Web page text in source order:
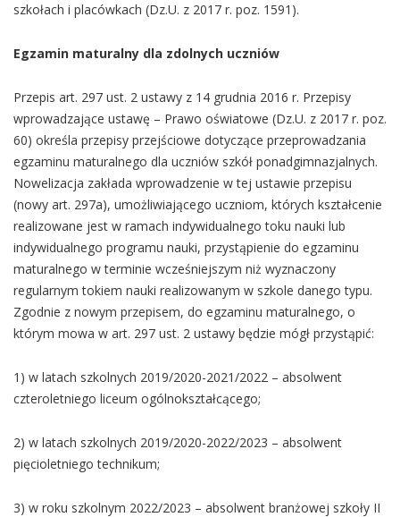
szkołach i placówkach (Dz.U. z 2017 r. poz. 1591).
Egzamin maturalny dla zdolnych uczniów
Przepis art. 297 ust. 2 ustawy z 14 grudnia 2016 r. Przepisy
wprowadzające ustawę – Prawo oświatowe (Dz.U. z 2017 r. poz.
60) określa przepisy przejściowe dotyczące przeprowadzania
egzaminu maturalnego dla uczniów szkół ponadgimnazjalnych.
Nowelizacja zakłada wprowadzenie w tej ustawie przepisu
(nowy art. 297a), umożliwiającego uczniom, których kształcenie
realizowane jest w ramach indywidualnego toku nauki lub
indywidualnego programu nauki, przystąpienie do egzaminu
maturalnego w terminie wcześniejszym niż wyznaczony
regularnym tokiem nauki realizowanym w szkole danego typu.
Zgodnie z nowym przepisem, do egzaminu maturalnego, o
którym mowa w art. 297 ust. 2 ustawy będzie mógł przystąpić:
1) w latach szkolnych 2019/2020-2021/2022 – absolwent
czteroletniego liceum ogólnokształcącego;
2) w latach szkolnych 2019/2020-2022/2023 – absolwent
pięcioletniego technikum;
3) w roku szkolnym 2022/2023 – absolwent branżowej szkoły II